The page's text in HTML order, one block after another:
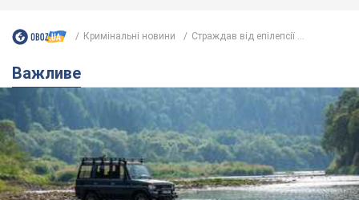
Кримінальні новини Страждав від епілепсії ...
Важливе